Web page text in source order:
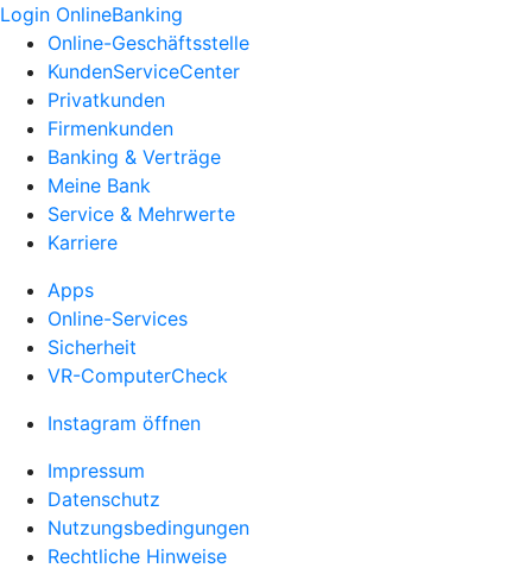
Login OnlineBanking
Online-Geschäftsstelle
KundenServiceCenter
Privatkunden
Firmenkunden
Banking & Verträge
Meine Bank
Service & Mehrwerte
Karriere
Apps
Online-Services
Sicherheit
VR-ComputerCheck
Instagram öffnen
Impressum
Datenschutz
Nutzungsbedingungen
Rechtliche Hinweise